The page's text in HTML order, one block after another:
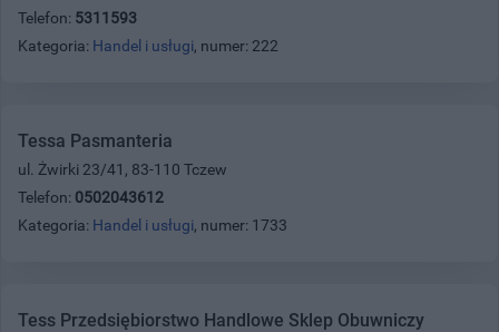
Telefon: 5311593
Kategoria: Handel i usługi, numer: 222
Tessa Pasmanteria
ul. Żwirki 23/41, 83-110 Tczew
Telefon: 0502043612
Kategoria: Handel i usługi, numer: 1733
Tess Przedsiębiorstwo Handlowe Sklep Obuwniczy